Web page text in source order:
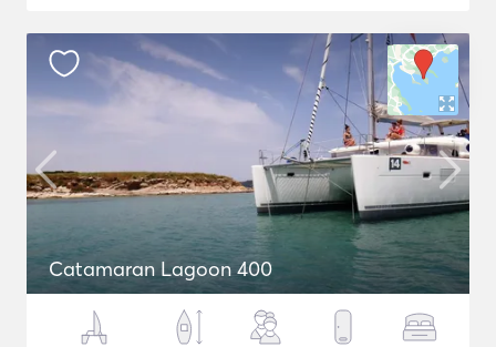
Catamaran Lagoon 400